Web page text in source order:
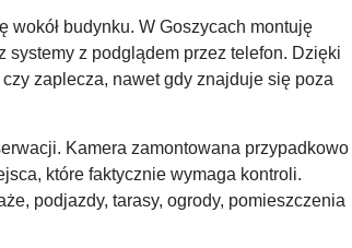
budynku. W Goszycach montuję
systemy z podglądem przez telefon. Dzięki
zaplecza, nawet gdy znajduje się poza
Kamera zamontowana przypadkowo
które faktycznie wymaga kontroli.
podjazdy, tarasy, ogrody, pomieszczenia